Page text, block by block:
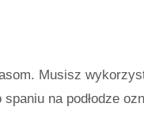
Musisz
na podłodze